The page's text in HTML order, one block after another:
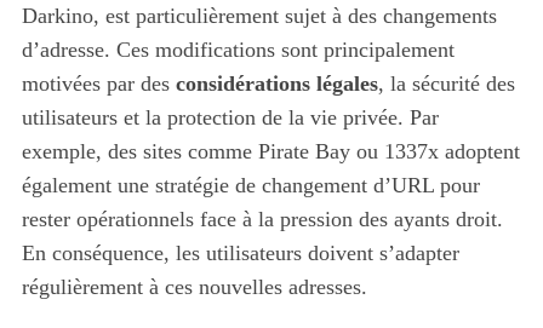
Darkino, est particulièrement sujet à des changements
d’adresse. Ces modifications sont principalement
motivées par des considérations légales, la sécurité des
utilisateurs et la protection de la vie privée. Par
exemple, des sites comme Pirate Bay ou 1337x adoptent
également une stratégie de changement d’URL pour
rester opérationnels face à la pression des ayants droit.
En conséquence, les utilisateurs doivent s’adapter
régulièrement à ces nouvelles adresses.